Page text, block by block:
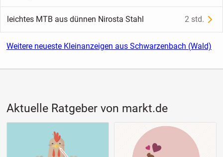
leichtes MTB aus dünnen Nirosta Stahl 2 std.
Weitere neueste Kleinanzeigen aus Schwarzenbach (Wald)
Aktuelle Ratgeber von markt.de